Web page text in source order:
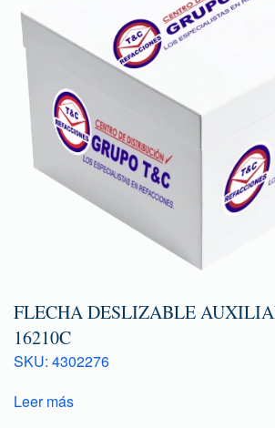
FLECHA DESLIZABLE
16210C
SKU: 4302276
Leer más